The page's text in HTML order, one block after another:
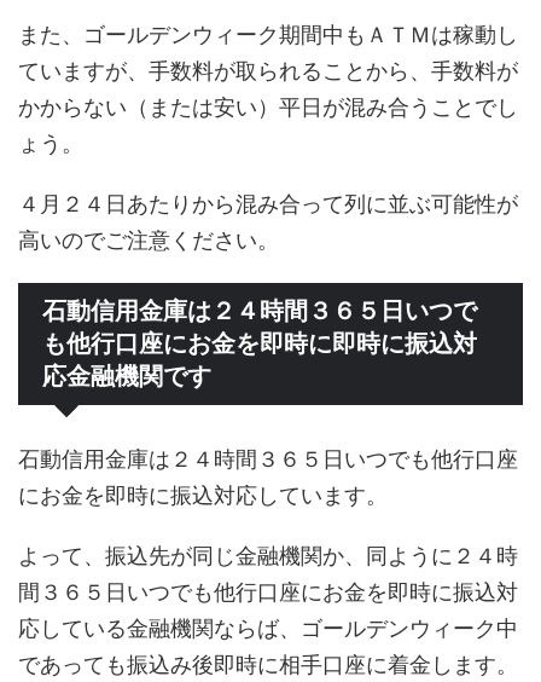
また、ゴールデンウィーク期間中もＡＴＭは稼動し
ていますが、手数料が取られることから、手数料が
かからない（または安い）平日が混み合うことでし
ょう。
４月２４日あたりから混み合って列に並ぶ可能性が
高いのでご注意ください。
石動信用金庫は２４時間３６５日いつで
も他行口座にお金を即時に即時に振込対
応金融機関です
石動信用金庫は２４時間３６５日いつでも他行口座
にお金を即時に振込対応しています。
よって、振込先が同じ金融機関か、同ように２４時
間３６５日いつでも他行口座にお金を即時に振込対
応している金融機関ならば、ゴールデンウィーク中
であっても振込み後即時に相手口座に着金します。